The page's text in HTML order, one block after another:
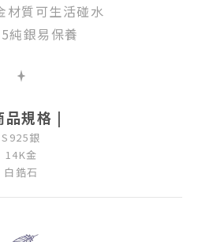
材質可生活碰水
純銀易保養
品規格 |
S925銀
14K金
白鋯石